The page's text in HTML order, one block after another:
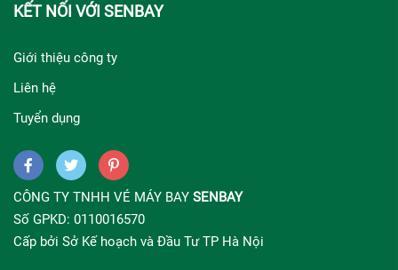
KẾT NỐI VỚI SENBAY
Giới thiệu công ty
Liên hệ
Tuyển dụng
CÔNG TY TNHH VÉ MÁY BAY SENBAY
Số GPKD: 0110016570
Cấp bởi Sở Kế hoạch và Đầu Tư TP Hà Nội